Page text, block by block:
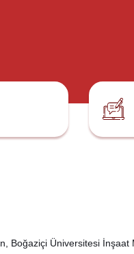
Boğaziçi Üniversitesi İnşaat